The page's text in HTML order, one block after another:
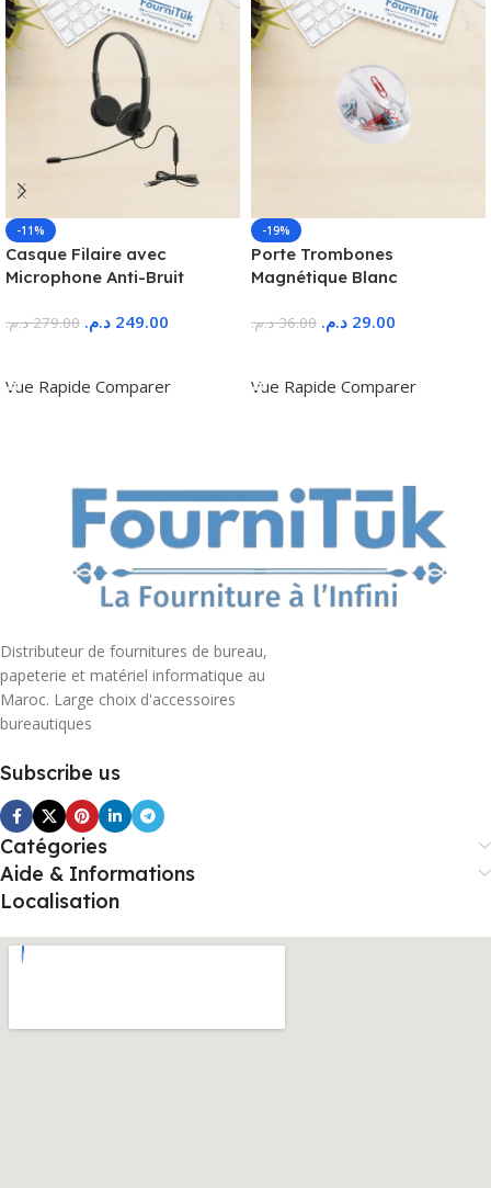
-11%
Casque Filaire avec
Microphone Anti-Bruit
279.00 د.م. 249.00 د.م.
Vue Rapide Comparer
-19%
Porte Trombones
Magnétique Blanc
36.00 د.م. 29.00 د.م.
Vue Rapide Comparer
Distributeur de fournitures de bureau,
papeterie et matériel informatique au
Maroc. Large choix d'accessoires
bureautiques
Subscribe us
Catégories
Aide & Informations
Localisation